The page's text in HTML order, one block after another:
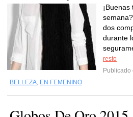
dos
durante
resto
Publicado
BELLEZA, EN FEMENINO